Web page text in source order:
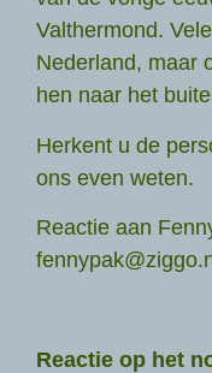
Valthermond.
Nederland, maar
hen naar het
Herkent u de
ons even weten.
Reactie aan
Reactie op het